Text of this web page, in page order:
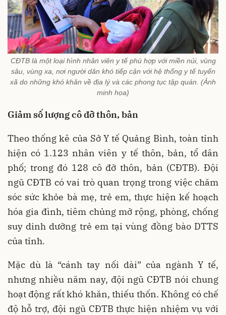
CĐTB là một loại hình nhân viên y tế phù hợp với miền núi, vùng
sâu, vùng xa, nơi người dân khó tiếp cận với hệ thống y tế tuyến
xã do những khó khăn về địa lý và các phong tục tập quán. (Ảnh
minh họa)
Giảm số lượng cô đỡ thôn, bản
Theo thống kê của Sở Y tế Quảng Bình, toàn tỉnh
hiện có 1.123 nhân viên y tế thôn, bản, tổ dân
phố; trong đó 128 cô đỡ thôn, bản (CĐTB). Đội
ngũ CĐTB có vai trò quan trọng trong việc chăm
sóc sức khỏe bà mẹ, trẻ em, thực hiện kế hoạch
hóa gia đình, tiêm chủng mở rộng, phòng, chống
suy dinh dưỡng trẻ em tại vùng đồng bào DTTS
của tỉnh.
Mặc dù là “cánh tay nối dài” của ngành Y tế,
nhưng nhiều năm nay, đội ngũ CĐTB nói chung
hoạt động rất khó khăn, thiếu thốn. Không có chế
độ hỗ trợ, đội ngũ CĐTB thực hiện nhiệm vụ với